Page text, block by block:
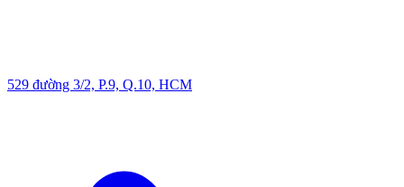
529 đường 3/2, P.9, Q.10, HCM